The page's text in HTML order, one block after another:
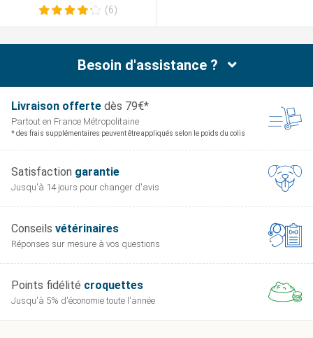
(6)
Besoin d'assistance ?
Livraison offerte dès 79€*
Partout en France Métropolitaine
* des frais supplémentaires peuvent être appliqués selon le poids du colis
Satisfaction garantie
Jusqu'à 14 jours pour changer d'avis
Conseils vétérinaires
Réponses sur mesure à vos questions
Points fidélité croquettes
Jusqu'à 5% d'économie toute l'année